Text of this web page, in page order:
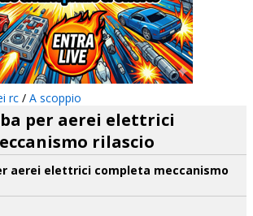
rc / A scoppio
per aerei elettrici
rilascio
aerei elettrici completa meccanismo